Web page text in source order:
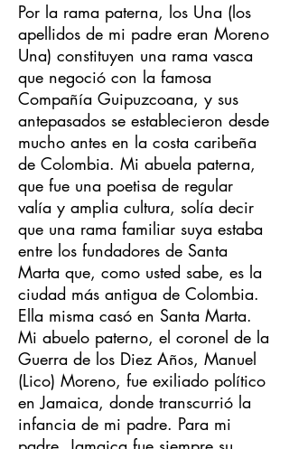
Por la rama paterna, los Una (los
apellidos de mi padre eran Moreno
Una) constituyen una rama vasca
que negoció con la famosa
Compañía Guipuzcoana, y sus
antepasados se establecieron desde
mucho antes en la costa caribeña
de Colombia. Mi abuela paterna,
que fue una poetisa de regular
valía y amplia cultura, solía decir
que una rama familiar suya estaba
entre los fundadores de Santa
Marta que, como usted sabe, es la
ciudad más antigua de Colombia.
Ella misma casó en Santa Marta.
Mi abuelo paterno, el coronel de la
Guerra de los Diez Años, Manuel
(Lico) Moreno, fue exiliado político
en Jamaica, donde transcurrió la
infancia de mi padre. Para mi